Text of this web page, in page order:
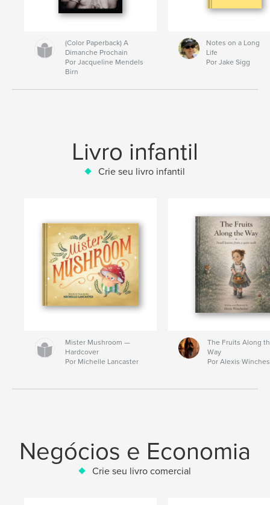
(Color Paperback) A
Dimanche Prochain
Por Jacqueline Mendels
Birn
Notes on a Long
Life
Por Jake Sigg
Livro infantil
Crie seu livro infantil
Mister Mushroom —
Hardcover
Por Michelle Lancaster
The Fruits Along
Way
Por Alexis
Negócios e Economia
Crie seu livro comercial